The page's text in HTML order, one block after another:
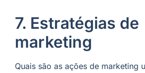
7. Estratégias de
marketing
Quais são as ações de marketing